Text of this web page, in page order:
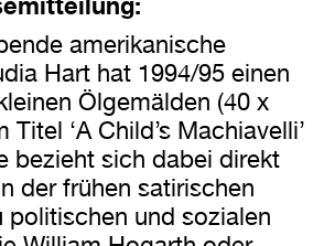
amerikanische
Hart hat 1994/95 einen
Ölgemälden (40 x
‘A Child’s Machiavelli’
bezieht sich dabei direkt
der frühen satirischen
politischen und sozialen